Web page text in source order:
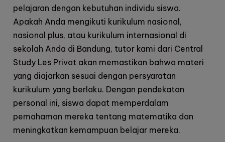
pelajaran dengan kebutuhan individu siswa.
Apakah Anda mengikuti kurikulum nasional,
nasional plus, atau kurikulum internasional di
sekolah Anda di Bandung, tutor kami dari Central
Study Les Privat akan memastikan bahwa materi
yang diajarkan sesuai dengan persyaratan
kurikulum yang berlaku. Dengan pendekatan
personal ini, siswa dapat memperdalam
pemahaman mereka tentang matematika dan
meningkatkan kemampuan belajar mereka.